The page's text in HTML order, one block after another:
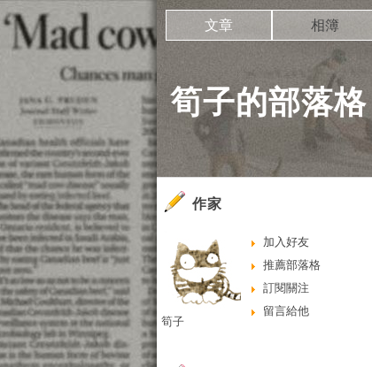
筍子的部落格
文章 相簿
作家
加入好友
推薦部落格
訂閱關注
留言給他
筍子